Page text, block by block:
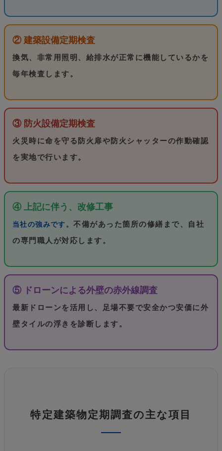
② 建築設備定期検査
換気、非常用照明、給排水が正常に機能しているかを
毎年検査します。
③ 防火設備定期検査
火災時に命を守る防火扉や防火シャッターの作動確認
を実地で行います。
④ 上記に伴う、改修工事
当社の強みです。不備があった箇所の修繕まで、自社
の専門職人が対応します。
⑤ ドローンによる外壁の赤外線調査
最新ドローンを活用し、足場不要で安全かつ安価に外
壁タイルの浮きを診断します。
特定建築物定期調査の主な項目